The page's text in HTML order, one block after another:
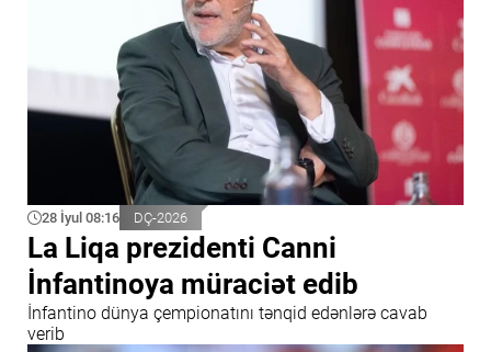
28 İyul 08:16 DÇ-2026
La Liqa prezidenti Canni
İnfantinoya müraciət edib
İnfantino dünya çempionatını tənqid edənlərə cavab
verib